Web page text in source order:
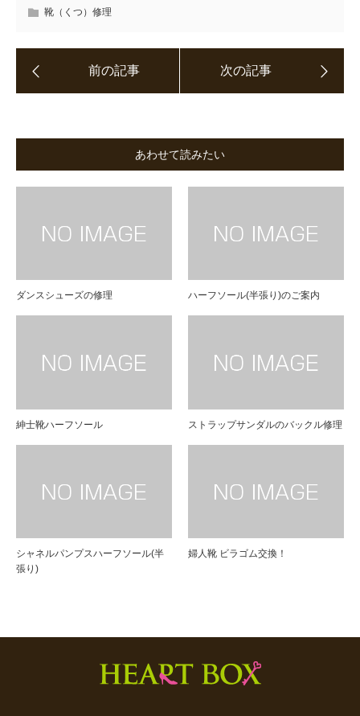
靴（くつ）修理
あわせて読みたい
ダンスシューズの修理 ハーフソール(半張り)のご案内
紳士靴ハーフソール ストラップサンダルのバックル修理
シャネルパンプスハーフソール(半
張り)
婦人靴 ビラゴム交換！